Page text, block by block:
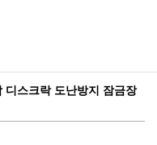
디스크락 도난방지 잠금장